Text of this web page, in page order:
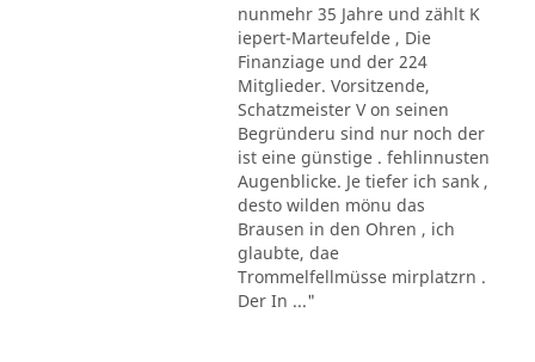
nunmehr 35 Jahre und zählt K
iepert-Marteufelde , Die
Finanziage und der 224
Mitglieder. Vorsitzende,
Schatzmeister V on seinen
Begründeru sind nur noch der
ist eine günstige . fehlinnusten
Augenblicke. Je tiefer ich sank ,
desto wilden mönu das
Brausen in den Ohren , ich
glaubte, dae
Trommelfellmüsse mirplatzrn .
Der In ..."